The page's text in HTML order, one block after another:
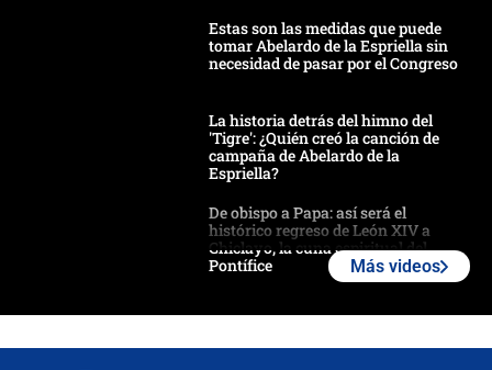
Estas son las medidas que puede
tomar Abelardo de la Espriella sin
necesidad de pasar por el Congreso
La historia detrás del himno del
'Tigre': ¿Quién creó la canción de
campaña de Abelardo de la
Espriella?
De obispo a Papa: así será el
histórico regreso de León XIV a
Chiclayo, la cuna espiritual del
Pontífice
Más videos